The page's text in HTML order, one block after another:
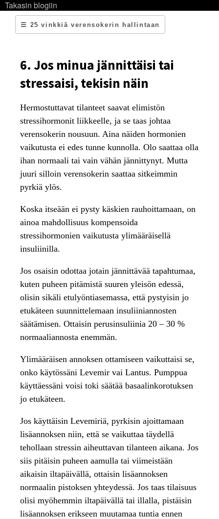
Takasin blogiin
☰ 25 vinkkiä verensokerin hallintaan
6. Jos minua jännittäisi tai
stressaisi, tekisin näin
Hermostuttavat tilanteet saavat elimistön
stressihormonit liikkeelle, ja se taas johtaa
verensokerin nousuun. Aina näiden hormonien
vaikutusta ei edes tunne kunnolla. Olo saattaa olla
ihan normaali tai vain vähän jännittynyt. Mutta
juuri silloin verensokerin saattaa sitkeimmin
pyrkiä ylös.
Koska itseään ei pysty käskien rauhoittamaan, on
ainoa mahdollisuus kompensoida
stressihormonien vaikutusta ylimääräisellä
insuliinilla.
Jos osaisin odottaa jotain jännittävää tapahtumaa,
kuten puheen pitämistä suuren yleisön edessä,
olisin sikäli etulyöntiasemassa, että pystyisin jo
etukäteen suunnittelemaan insuliiniannosten
säätämisen. Ottaisin perusinsuliinia 20 – 30 %
normaaliannosta enemmän.
Ylimääräisen annoksen ottamiseen vaikuttaisi se,
onko käytössäni Levemir vai Lantus. Pumppua
käyttäessäni voisi toki säätää basaalinkorotuksen
jo etukäteen.
Jos käyttäisin Levemiriä, pyrkisin ajoittamaan
lisäannoksen niin, että se vaikuttaa täydellä
tehollaan stressin aiheuttavan tilanteen aikana. Jos
siis pitäisin puheen aamulla tai viimeistään
aikaisin iltapäivällä, ottaisin lisäannoksen
normaalin pistoksen yhteydessä. Jos taas tilaisuus
olisi myöhemmin iltapäivällä tai illalla, pistäisin
lisäannoksen erikseen muutamaa tuntia ennen